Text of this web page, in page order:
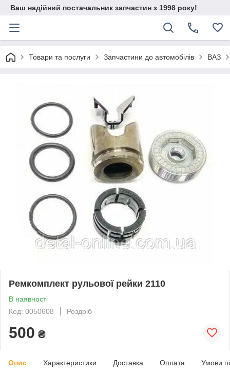
Ваш надійний постачальник запчастин з 1998 року!
Товари та послуги Запчастини до автомобілів ВАЗ
Ремкомплект рульової рейки 2110
В наявності
Код: 0050608
Роздріб
500 ₴
Опис Характеристики Доставка Оплата Умови